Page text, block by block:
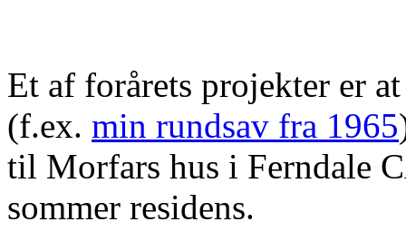
Et af forårets projekter er
(f.ex. min rundsav fra 1965
til Morfars hus i Ferndale
sommer residens.